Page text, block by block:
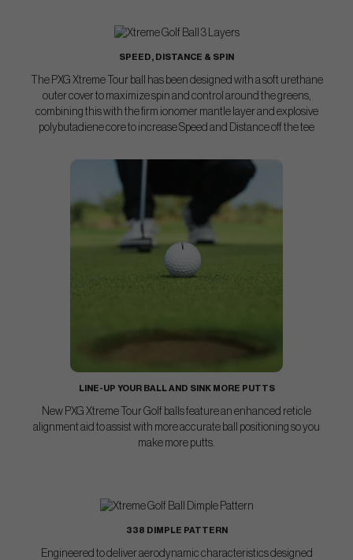
SPEED, DISTANCE & SPIN
The PXG Xtreme Tour ball has been designed with a soft urethane
outer cover to maximize spin and control around the greens,
combining this with the firm ionomer mantle layer and explosive
polybutadiene core to increase Speed and Distance off the tee
LINE-UP YOUR BALL AND SINK MORE PUTTS
New PXG Xtreme Tour Golf balls feature an enhanced reticle
alignment aid to assist with more accurate ball positioning so you
make more putts.
338 DIMPLE PATTERN
Engineered to deliver aerodynamic characteristics designed